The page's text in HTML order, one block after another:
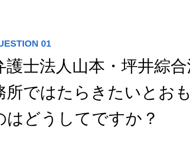
01
護士法人山本・坪井綜
所ではたらきたいとお
はどうしてですか？